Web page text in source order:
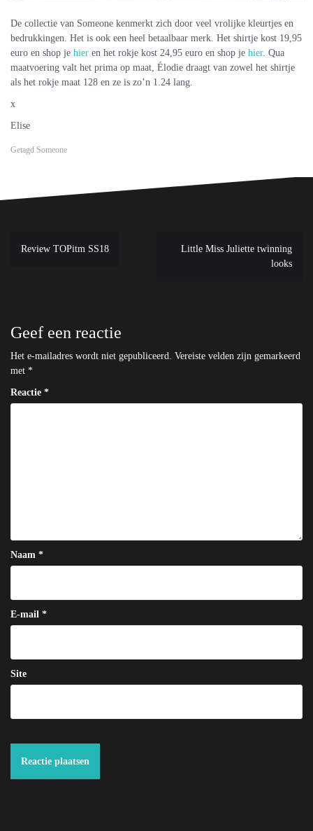
De collectie van Someone kenmerkt zich door veel vrolijke kleurtjes en
bedrukkingen. Het is ook een heel betaalbaar merk. Het shirtje kost 19,95
euro en shop je hier en het rokje kost 24,95 euro en shop je hier. Qua
maatvoering valt het prima op maat, Élodie draagt van zowel het shirtje
als het rokje maat 128 en ze is zo’n 1.24 lang.
x
Elise
Getagd Someone
Bericht
Review TOPitm SS18
Little Miss Juliette twinning
looks
Geef een reactie
Het e-mailadres wordt niet gepubliceerd. Vereiste velden zijn gemarkeerd
met *
Reactie *
Naam *
E-mail *
Site